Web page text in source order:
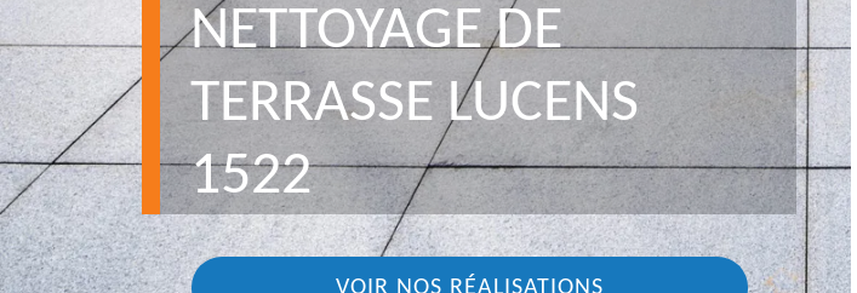
NETTOYAGE DE
TERRASSE LUCENS
1522
VOIR NOS RÉALISATIONS